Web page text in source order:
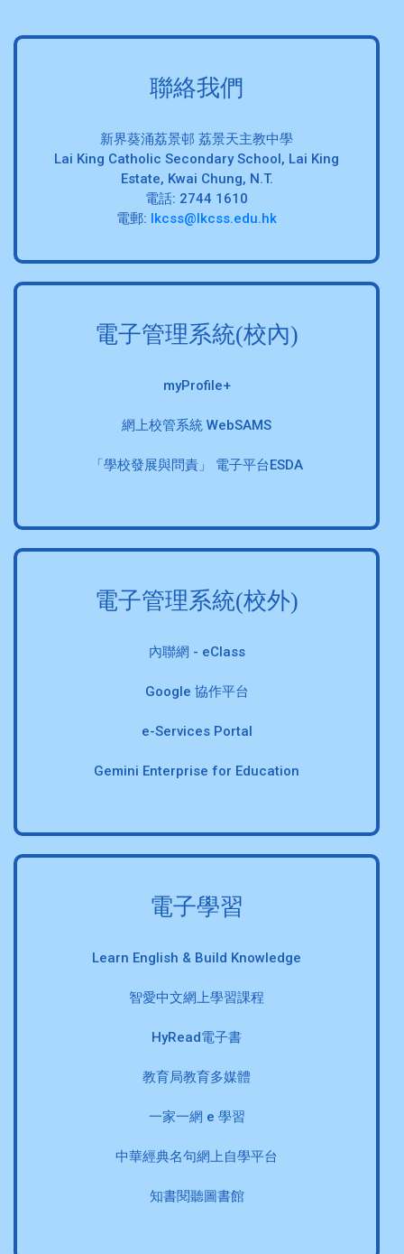
聯絡我們
新界葵涌荔景邨 荔景天主教中學
Lai King Catholic Secondary School, Lai King
Estate, Kwai Chung, N.T.
電話: 2744 1610
電郵: lkcss@lkcss.edu.hk
電子管理系統(校內)
myProfile+
網上校管系統 WebSAMS
「學校發展與問責」 電子平台ESDA
電子管理系統(校外)
內聯網 - eClass
Google 協作平台
e-Services Portal
Gemini Enterprise for Education
電子學習
Learn English & Build Knowledge
智愛中文網上學習課程
HyRead電子書
教育局教育多媒體
一家一網 e 學習
中華經典名句網上自學平台
知書閱聽圖書館